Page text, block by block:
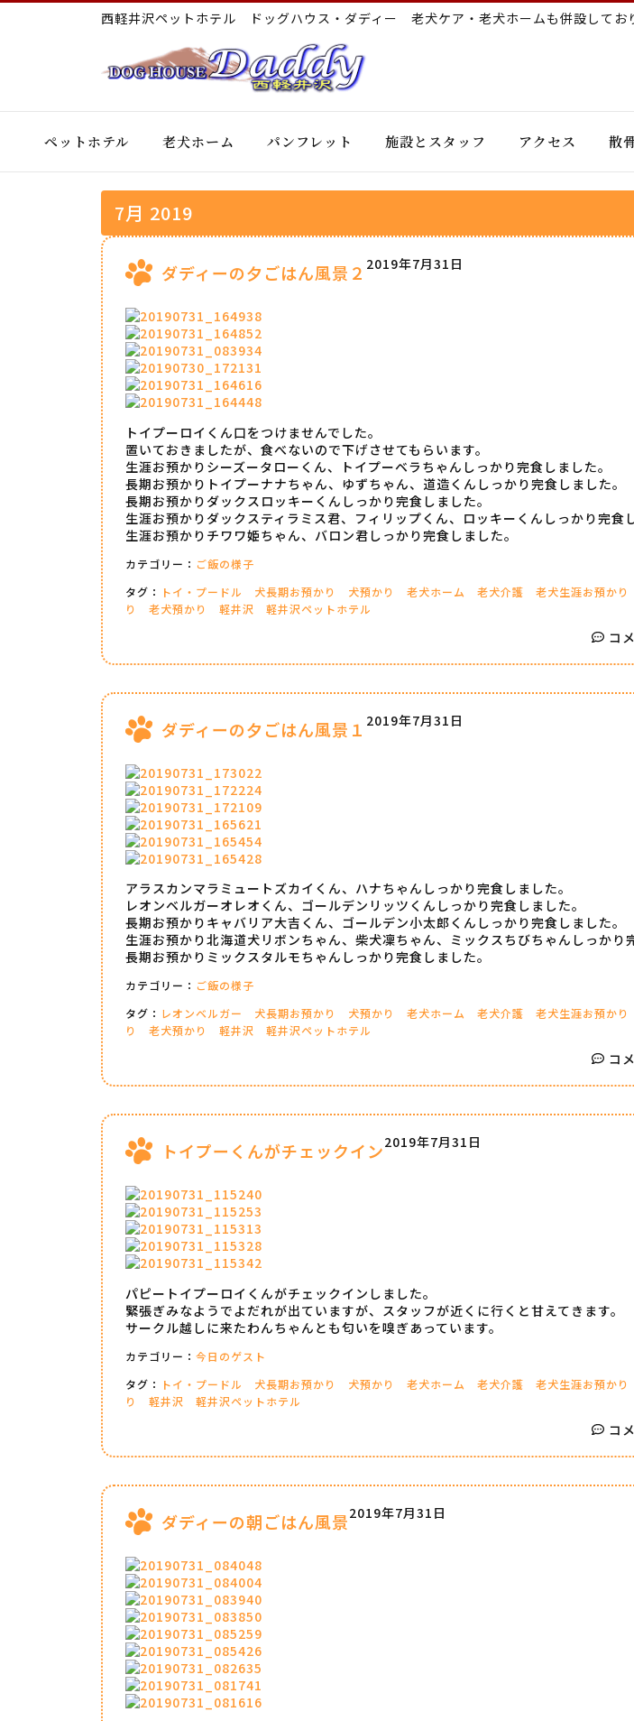
西軽井沢ペットホテル ドッグハウス・ダディー 老犬ケア・老犬ホームも併設してお
ペットホテル 老犬ホーム パンフレット 施設とスタッフ アクセス 散
7月 2019
ダディーの夕ごはん風景２ 2019年7月31日
トイプーロイくん口をつけませんでした。
置いておきましたが、食べないので下げさせてもらいます。
生涯お預かりシーズータローくん、トイプーベラちゃんしっかり完食しました。
長期お預かりトイプーナナちゃん、ゆずちゃん、道造くんしっかり完食しました。
長期お預かりダックスロッキーくんしっかり完食しました。
生涯お預かりダックスティラミス君、フィリップくん、ロッキーくんしっかり完食
生涯お預かりチワワ姫ちゃん、バロン君しっかり完食しました。
カテゴリー： ご飯の様子
タグ： トイ・プードル 犬長期お預かり 犬預かり 老犬ホーム 老犬介護 老犬生涯お預かり
り
老犬預かり 軽井沢 軽井沢ペットホテル
コ
ダディーの夕ごはん風景１ 2019年7月31日
アラスカンマラミュートズカイくん、ハナちゃんしっかり完食しました。
レオンベルガーオレオくん、ゴールデンリッツくんしっかり完食しました。
長期お預かりキャバリア大吉くん、ゴールデン小太郎くんしっかり完食しました。
生涯お預かり北海道犬リボンちゃん、柴犬凜ちゃん、ミックスちびちゃんしっかり
長期お預かりミックスタルモちゃんしっかり完食しました。
カテゴリー： ご飯の様子
タグ： レオンベルガー 犬長期お預かり 犬預かり 老犬ホーム 老犬介護 老犬生涯お預かり
り
老犬預かり 軽井沢 軽井沢ペットホテル
コ
トイプーくんがチェックイン2019年7月31日
パピートイプーロイくんがチェックインしました。
緊張ぎみなようでよだれが出ていますが、スタッフが近くに行くと甘えてきます。
サークル越しに来たわんちゃんとも匂いを嗅ぎあっています。
カテゴリー： 今日のゲスト
タグ： トイ・プードル 犬長期お預かり 犬預かり 老犬ホーム 老犬介護 老犬生涯お預かり
り
軽井沢 軽井沢ペットホテル
コ
ダディーの朝ごはん風景2019年7月31日